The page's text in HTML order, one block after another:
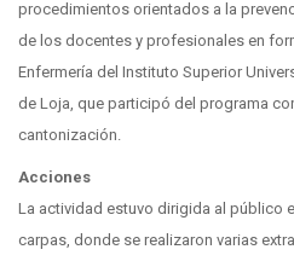
procedimientos orientados a la
de los docentes y profesionales en
Enfermería del Instituto Superior
de Loja, que participó del programa
cantonización.
Acciones
La actividad estuvo dirigida al público
carpas, donde se realizaron varias